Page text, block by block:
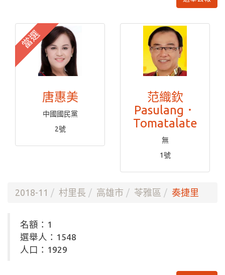
當選
唐惠美
中國國民黨
2號
范織欽
Pasulang．
Tomatalate
無
1號
2018-11 村里長 高雄市 苓雅區 奏捷里
名額：1
選舉人：1548
人口：1929